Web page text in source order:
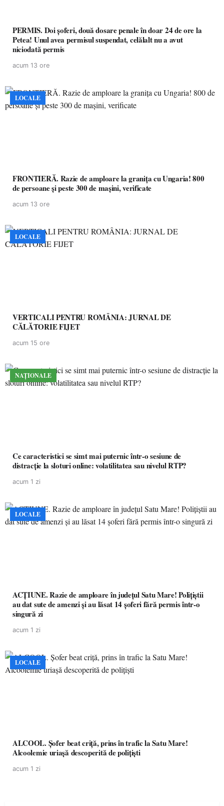
PERMIS. Doi șoferi, două dosare penale în doar 24 de ore la
Petea! Unul avea permisul suspendat, celălalt nu a avut
niciodată permis
acum 13 ore
LOCALE
FRONTIERĂ. Razie de amploare la granița cu Ungaria! 800
de persoane și peste 300 de mașini, verificate
acum 13 ore
LOCALE
VERTICALI PENTRU ROMÂNIA: JURNAL DE
CĂLĂTORIE FIJET
acum 15 ore
NAȚIONALE
Ce caracteristici se simt mai puternic într-o sesiune de
distracție la sloturi online: volatilitatea sau nivelul RTP?
acum 1 zi
LOCALE
ACȚIUNE. Razie de amploare în județul Satu Mare! Polițiștii
au dat sute de amenzi și au lăsat 14 șoferi fără permis într-o
singură zi
acum 1 zi
LOCALE
ALCOOL. Șofer beat criță, prins în trafic la Satu Mare!
Alcoolemie uriașă descoperită de polițiști
acum 1 zi